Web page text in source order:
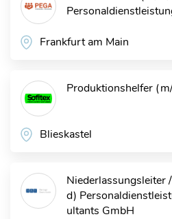
Frankfurt am Main
Produktionshelfer
Blieskastel
d)
ultants GmbH